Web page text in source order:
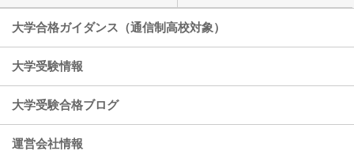
大学合格ガイダンス（通信制高校対象）
大学受験情報
大学受験合格ブログ
運営会社情報